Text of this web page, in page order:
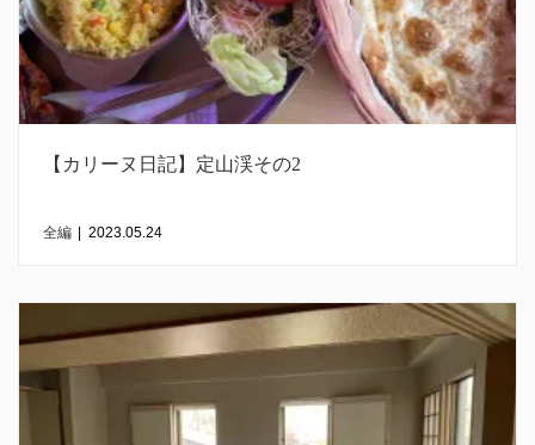
【カリーヌ日記】定山渓その2
全編 2023.05.24